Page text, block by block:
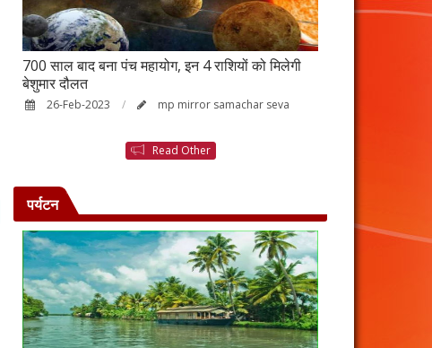
700 साल बाद बना पंच महायोग, इन 4 राशियों को मिलेगी
बेशुमार दौलत
26-Feb-2023 mp mirror samachar seva
Read Other
पर्यटन